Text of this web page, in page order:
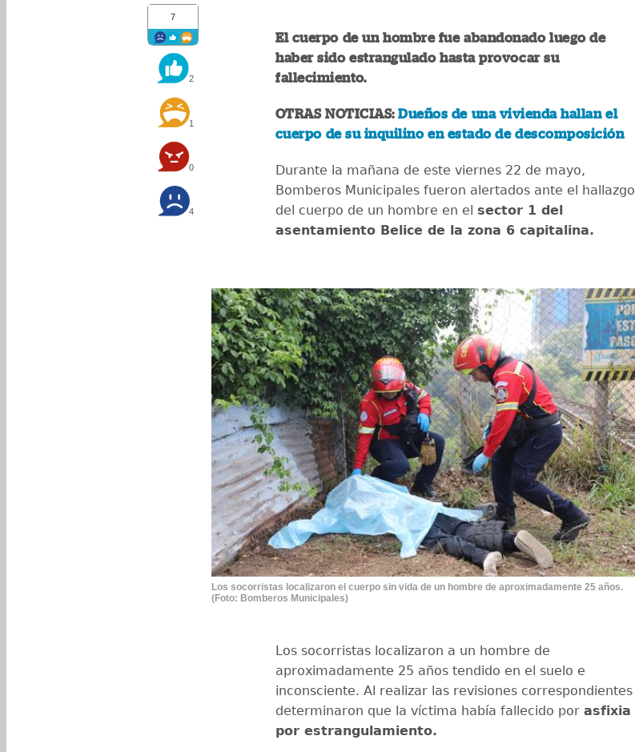
7
2
1
0
4
El cuerpo de un hombre fue abandonado luego de
haber sido estrangulado hasta provocar su
fallecimiento.
OTRAS NOTICIAS:Dueños de una vivienda hallan el
cuerpo de su inquilino en estado de descomposición
Durante la mañana de este viernes 22 de mayo,
Bomberos Municipales fueron alertados ante el hallazgo
del cuerpo de un hombre en el sector 1 del
asentamiento Belice de la zona 6 capitalina.
Los socorristas localizaron el cuerpo sin vida de un hombre de aproximadamente 25 años.
(Foto: Bomberos Municipales)
Los socorristas localizaron a un hombre de
aproximadamente 25 años tendido en el suelo e
inconsciente. Al realizar las revisiones correspondientes
determinaron que la víctima había fallecido por asfixia
por estrangulamiento.